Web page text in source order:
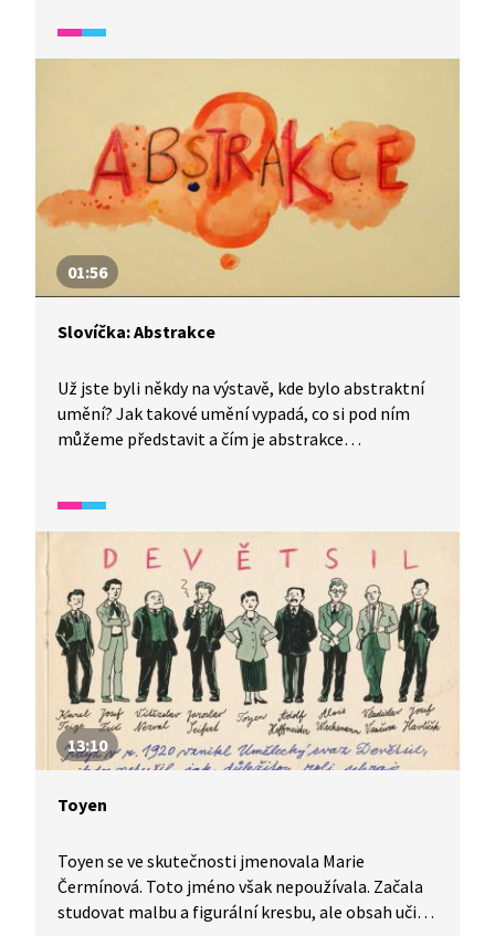
01:56
Slovíčka: Abstrakce
Už jste byli někdy na výstavě, kde bylo abstraktní
umění? Jak takové umění vypadá, co si pod ním
můžeme představit a čím je abstrakce
Úryvek spadá do širšího okruhu videí, které se
zaměřují na rozvoj odborné slovní zásoby. Je
vhodné pro žáky s dobrou komunikativní znalostí
češtiny.
13:10
Toyen
Toyen se ve skutečnosti jmenovala Marie
Čermínová. Toto jméno však nepoužívala. Začala
studovat malbu a figurální kresbu, ale obsah učiva